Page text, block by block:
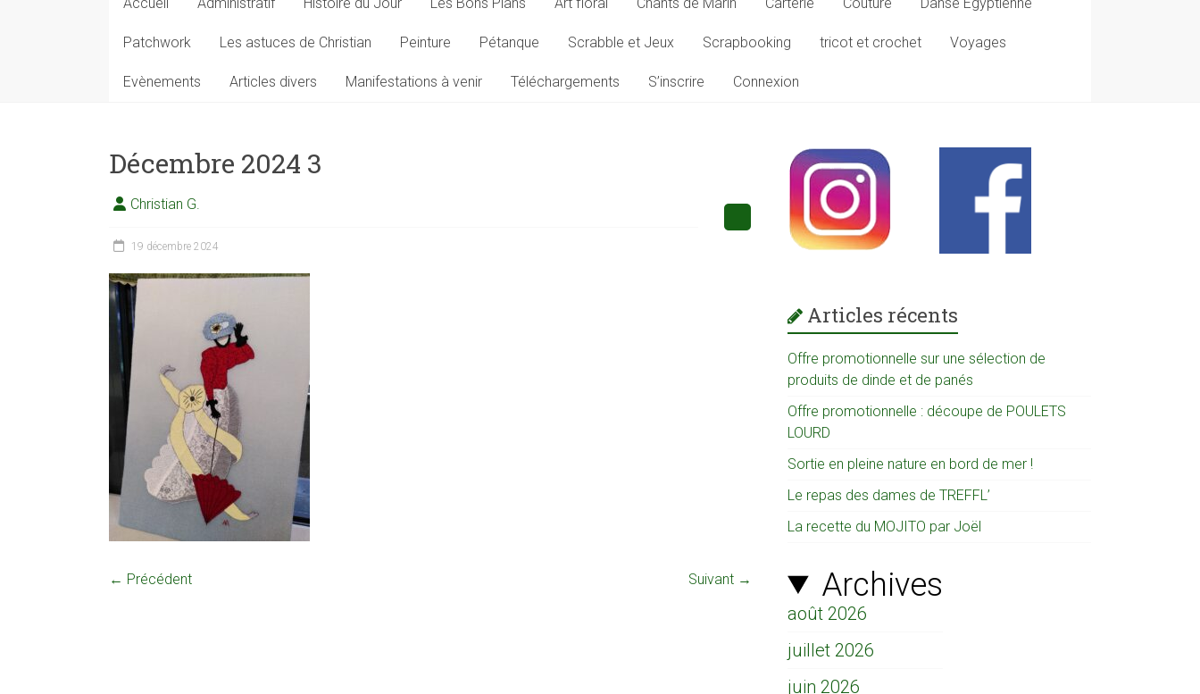
Patchwork Les astuces de Christian Peinture Pétanque Scrabble et Jeux Scrapbooking tricot et crochet Voyages
Evènements Articles divers Manifestations à venir Téléchargements S’inscrire Connexion
Décembre 2024 3
Christian G.
19 décembre 2024
← Précédent Suivant →
Articles récents
Offre promotionnelle sur une sélection de
produits de dinde et de panés
Offre promotionnelle : découpe de POULETS
LOURD
Sortie en pleine nature en bord de mer !
Le repas des dames de TREFFL’
La recette du MOJITO par Joël
Archives
août 2026
juillet 2026
juin 2026